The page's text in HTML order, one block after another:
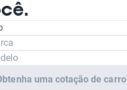
uma cotação de carro